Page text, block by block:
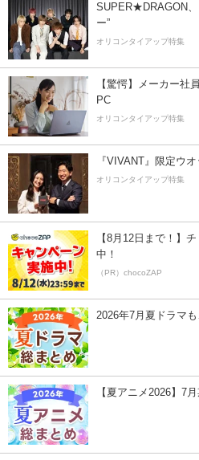
SUPER★DRAGON、
ー”
オリコンタイアップ特集
【驚愕】メーカー社
PC
オリコンタイアップ特集
『VIVANT』限定ウ
オリコンタイアップ特集
【8月12日まで！】
中！
（PR）chocoZAP
2026年7月夏ドラマ
【夏アニメ2026】7